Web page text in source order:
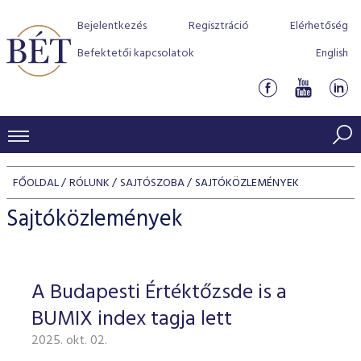
Bejelentkezés Regisztráció
Elérhetőség
Befektetői kapcsolatok
English
KERESKEDÉSI ADATOK
INDEXEK
Jelzáloglevél indexek
Vállalati kötvény indexek
Azonnali Piac
Részvények
Származékos piac
BEFEKTETŐK
Részvény szekció
Hitelpapír szekció
BÉT szabályzatok
Befektetővédelem
Alkalmazott díjstruktúra
Elszámolás
Részvény és vállalati kötvény tőzsdei bevezetését
program
BÉT Xtend - Részvénypiac egyszerűen
TŐZSDETAGOK
Tőzsdetagok, üzletkötők
VENDOROK
FŐOLDAL RÓLUNK SAJTÓSZOBA SAJTÓKÖZLEMÉNYEK
Sajtóközlemények
A Budapesti Értéktőzsde is a
BUMIX index tagja lett
2025. okt. 02.